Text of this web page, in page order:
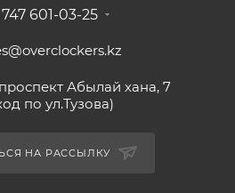
747 601-03-25
Абылай хана, 7
по ул.Тузова)
НА РАССЫЛКУ